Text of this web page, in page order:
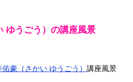
ゆうごう）の講座風景
豪（さかい ゆうごう） 講座風景